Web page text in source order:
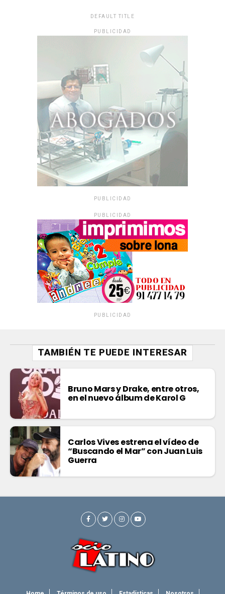
DEFAULT TITLE
PUBLICIDAD
PUBLICIDAD
PUBLICIDAD
PUBLICIDAD
TAMBIÉN TE PUEDE INTERESAR
Bruno Mars y Drake, entre otros,
en el nuevo álbum de Karol G
Carlos Vives estrena el vídeo de
“Buscando el Mar” con Juan Luis
Guerra